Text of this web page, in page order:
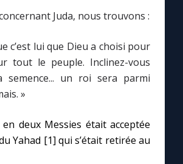
Croire
Juda, nous trouvons :
c’est lui que Dieu a choisi pour
tout le peuple. Inclinez-vous
semence... un roi sera parmi
»
en deux Messies était acceptée
Yahad [1] qui s’était retirée au